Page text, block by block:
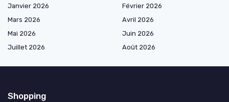
Janvier 2026
Février 2026
Mars 2026
Avril 2026
Mai 2026
Juin 2026
Juillet 2026
Août 2026
Shopping